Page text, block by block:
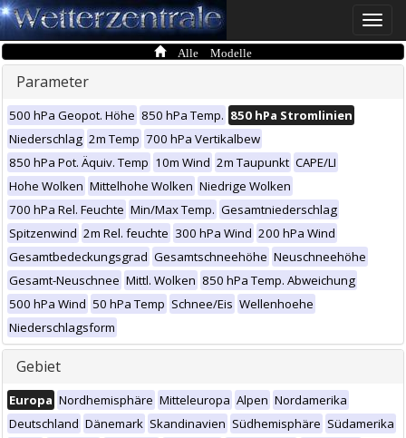
Toggle
Alle Modelle
Parameter
500 hPa Geopot. Höhe 850 hPa Temp. 850 hPa Stromlinien
Niederschlag 2m Temp 700 hPa Vertikalbew
850 hPa Pot. Äquiv. Temp 10m Wind 2m Taupunkt CAPE/LI
Hohe Wolken Mittelhohe Wolken Niedrige Wolken
700 hPa Rel. Feuchte Min/Max Temp. Gesamtniederschlag
Spitzenwind 2m Rel. feuchte 300 hPa Wind 200 hPa Wind
Gesamtbedeckungsgrad Gesamtschneehöhe Neuschneehöhe
Gesamt-Neuschnee Mittl. Wolken 850 hPa Temp. Abweichung
500 hPa Wind 50 hPa Temp Schnee/Eis Wellenhoehe
Niederschlagsform
Gebiet
Europa Nordhemisphäre Mitteleuropa Alpen Nordamerika
Deutschland Dänemark Skandinavien Südhemisphäre Südamerika